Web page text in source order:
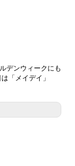
デンウィークにも
は「メイデイ」